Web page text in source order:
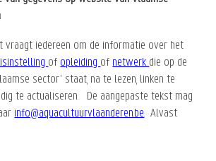
vraagt iedereen om de informatie over het
of opleiding of netwerk die op de
sector’ staat, na te lezen, linken te
te actualiseren. De aangepaste tekst mag
info@aquacultuurvlaanderen.be. Alvast